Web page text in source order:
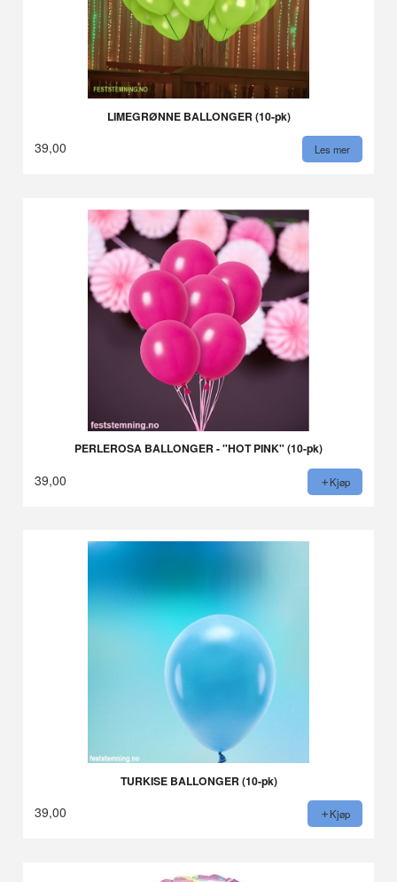
LIMEGRØNNE BALLONGER (10-pk)
39,00 Les mer
PERLEROSA BALLONGER - "HOT PINK" (10-pk)
39,00 Kjøp
TURKISE BALLONGER (10-pk)
39,00 Kjøp